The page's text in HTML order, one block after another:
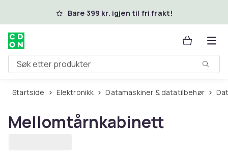
Hopp til hovedinnholdBare 399 kr. igjen til fri frakt!
Søk etter produkter
Startside Elektronikk Datamaskiner & datatilbehør
Mellomtårnkabinett